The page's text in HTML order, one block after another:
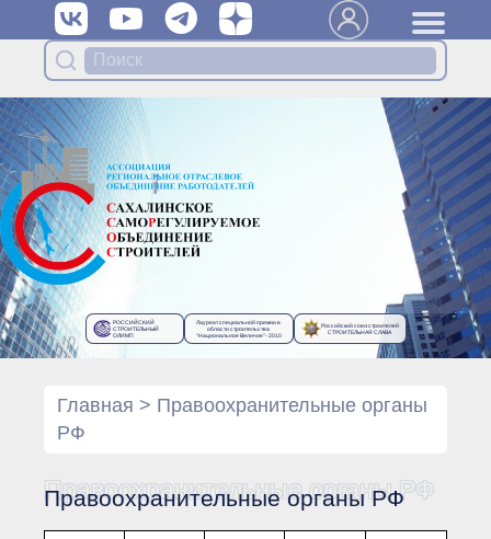
Органы управления Ассоциации
● Общее собрание членов
● Генеральный директор
Специализированные органы
● Контрольный комитет
● Дисциплинарный комитет
● Архив
Протоколы органов управления
● Протоколы Правления
Документы Ассоциации
● Организационные
РОССИЙСКИЙ
СТРОИТЕЛЬНЫЙ
ОЛИМП
Лауреат специальной премии в
области строительства
“Национальное Величие”- 2010
Российский союз строителей
СТРОИТЕЛЬНАЯ СЛАВА
Главная > Правоохранительные органы
РФ
Правоохранительные органы РФ
Правоохранительные органы РФ